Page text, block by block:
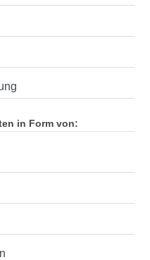
in Form von: